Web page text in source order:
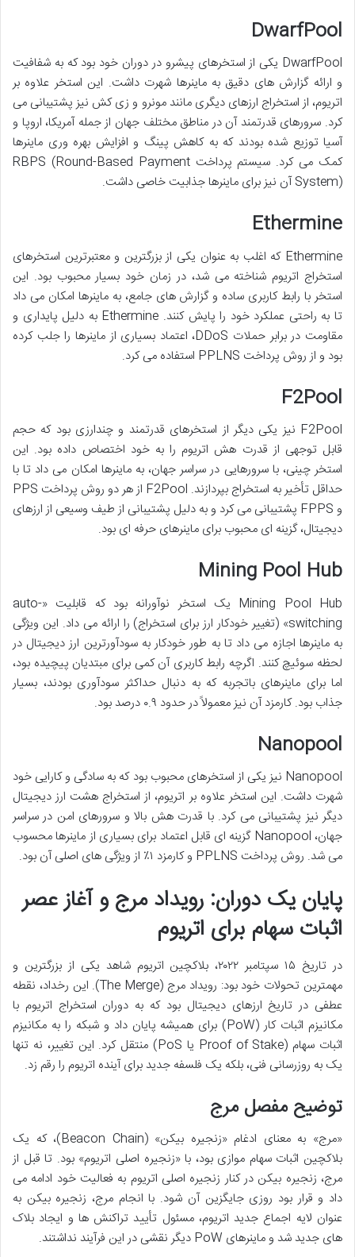
DwarfPool
DwarfPool یکی از استخرهای پیشرو در دوران خود بود که به شفافیت
و ارائه گزارش های دقیق به ماینرها شهرت داشت. این استخر علاوه بر
اتریوم، از استخراج ارزهای دیگری مانند مونرو و زی کش نیز پشتیبانی می
کرد. سرورهای قدرتمند آن در مناطق مختلف جهان از جمله آمریکا، اروپا و
آسیا توزیع شده بودند که به کاهش پینگ و افزایش بهره وری ماینرها
کمک می کرد. سیستم پرداخت RBPS (Round-Based Payment
System) آن نیز برای ماینرها جذابیت خاصی داشت.
Ethermine
Ethermine که اغلب به عنوان یکی از بزرگترین و معتبرترین استخرهای
استخراج اتریوم شناخته می شد، در زمان خود بسیار محبوب بود. این
استخر با رابط کاربری ساده و گزارش های جامع، به ماینرها امکان می داد
تا به راحتی عملکرد خود را پایش کنند. Ethermine به دلیل پایداری و
مقاومت در برابر حملات DDoS، اعتماد بسیاری از ماینرها را جلب کرده
بود و از روش پرداخت PPLNS استفاده می کرد.
F2Pool
F2Pool نیز یکی دیگر از استخرهای قدرتمند و چندارزی بود که حجم
قابل توجهی از قدرت هش اتریوم را به خود اختصاص داده بود. این
استخر چینی، با سرورهایی در سراسر جهان، به ماینرها امکان می داد تا با
حداقل تأخیر به استخراج بپردازند. F2Pool از هر دو روش پرداخت PPS
و FPPS پشتیبانی می کرد و به دلیل پشتیبانی از طیف وسیعی از ارزهای
دیجیتال، گزینه ای محبوب برای ماینرهای حرفه ای بود.
Mining Pool Hub
Mining Pool Hub یک استخر نوآورانه بود که قابلیت «auto-
switching» (تغییر خودکار ارز برای استخراج) را ارائه می داد. این ویژگی
به ماینرها اجازه می داد تا به طور خودکار به سودآورترین ارز دیجیتال در
لحظه سوئیچ کنند. اگرچه رابط کاربری آن کمی برای مبتدیان پیچیده بود،
اما برای ماینرهای باتجربه که به دنبال حداکثر سودآوری بودند، بسیار
جذاب بود. کارمزد آن نیز معمولاً در حدود ۰.۹ درصد بود.
Nanopool
Nanopool نیز یکی از استخرهای محبوب بود که به سادگی و کارایی خود
شهرت داشت. این استخر علاوه بر اتریوم، از استخراج هشت ارز دیجیتال
دیگر نیز پشتیبانی می کرد. با قدرت هش بالا و سرورهای امن در سراسر
جهان، Nanopool گزینه ای قابل اعتماد برای بسیاری از ماینرها محسوب
می شد. روش پرداخت PPLNS و کارمزد ۱٪ از ویژگی های اصلی آن بود.
پایان یک دوران: رویداد مرج و آغاز عصر
اثبات سهام برای اتریوم
در تاریخ ۱۵ سپتامبر ۲۰۲۲، بلاکچین اتریوم شاهد یکی از بزرگترین و
مهمترین تحولات خود بود: رویداد مرج (The Merge). این رخداد، نقطه
عطفی در تاریخ ارزهای دیجیتال بود که به دوران استخراج اتریوم با
مکانیزم اثبات کار (PoW) برای همیشه پایان داد و شبکه را به مکانیزم
اثبات سهام (Proof of Stake یا PoS) منتقل کرد. این تغییر، نه تنها
یک به روزرسانی فنی، بلکه یک فلسفه جدید برای آینده اتریوم را رقم زد.
توضیح مفصل مرج
«مرج» به معنای ادغام «زنجیره بیکن» (Beacon Chain)، که یک
بلاکچین اثبات سهام موازی بود، با «زنجیره اصلی اتریوم» بود. تا قبل از
مرج، زنجیره بیکن در کنار زنجیره اصلی اتریوم به فعالیت خود ادامه می
داد و قرار بود روزی جایگزین آن شود. با انجام مرج، زنجیره بیکن به
عنوان لایه اجماع جدید اتریوم، مسئول تأیید تراکنش ها و ایجاد بلاک
های جدید شد و ماینرهای PoW دیگر نقشی در این فرآیند نداشتند.